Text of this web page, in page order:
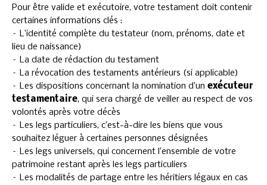
Pour être valide et exécutoire, votre testament doit contenir
certaines informations clés :
– L’identité complète du testateur (nom, prénoms, date et
lieu de naissance)
– La date de rédaction du testament
– La révocation des testaments antérieurs (si applicable)
– Les dispositions concernant la nomination d’un exécuteur
testamentaire, qui sera chargé de veiller au respect de vos
volontés après votre décès
– Les legs particuliers, c’est-à-dire les biens que vous
souhaitez léguer à certaines personnes désignées
– Les legs universels, qui concernent l’ensemble de votre
patrimoine restant après les legs particuliers
– Les modalités de partage entre les héritiers légaux en cas